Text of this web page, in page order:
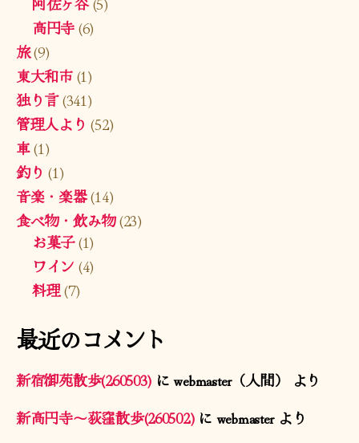
高円寺(6)
旅(9)
東大和市(1)
独り言(341)
管理人より (52)
車(1)
釣り (1)
音楽・楽器(14)
食べ物・飲み物(23)
お菓子(1)
ワイン (4)
料理(7)
最近のコメント
新宿御苑散歩(260503) にwebmaster（人間）
より
新高円寺〜荻窪散歩(260502)に webmasterより